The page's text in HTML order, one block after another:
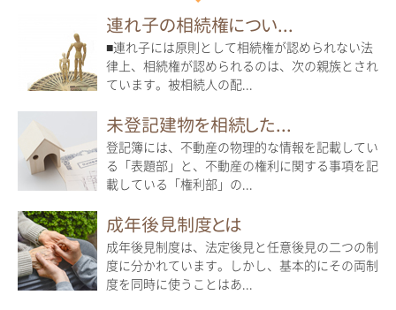
連れ子の相続権につい...
■連れ子には原則として相続権が認められない法
律上、相続権が認められるのは、次の親族とされ
ています。被相続人の配...
未登記建物を相続した...
登記簿には、不動産の物理的な情報を記載してい
る「表題部」と、不動産の権利に関する事項を記
載している「権利部」の...
成年後見制度とは
成年後見制度は、法定後見と任意後見の二つの制
度に分かれています。しかし、基本的にその両制
度を同時に使うことはあ...